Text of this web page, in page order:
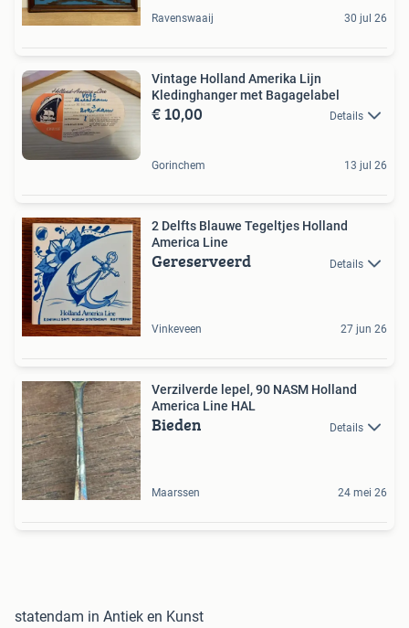
Ravenswaaij 30 jul 26
Vintage Holland Amerika Lijn
Kledinghanger met Bagagelabel
€ 10,00 Details
Gorinchem 13 jul 26
2 Delfts Blauwe Tegeltjes Holland
America Line
Gereserveerd Details
Vinkeveen 27 jun 26
Verzilverde lepel, 90 NASM Holland
America Line HAL
Bieden Details
Maarssen 24 mei 26
statendam in Antiek en Kunst